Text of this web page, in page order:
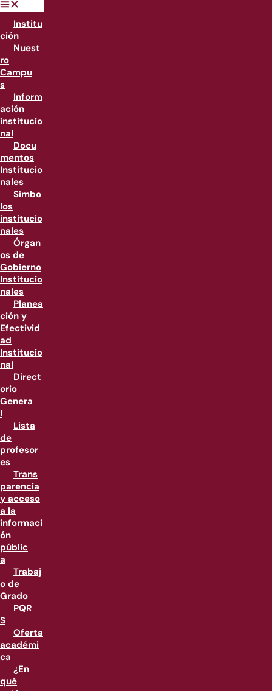
Institu
ción
Nuest
ro
Campu
s
Inform
ación
institucio
nal
Docu
mentos
Institucio
nales
Símbo
los
institucio
nales
Órgan
os de
Gobierno
Institucio
nales
Planea
ción y
Efectivid
ad
Institucio
nal
Direct
orio
Genera
l
Lista
de
profesor
es
Trans
parencia
y acceso
a la
informaci
ón
públic
a
Trabaj
o de
Grado
PQR
S
Oferta
académi
ca
¿En
qué